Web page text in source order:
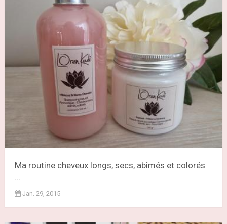
Ma routine cheveux longs, secs, abîmés et colorés
...
Jan. 29, 2015